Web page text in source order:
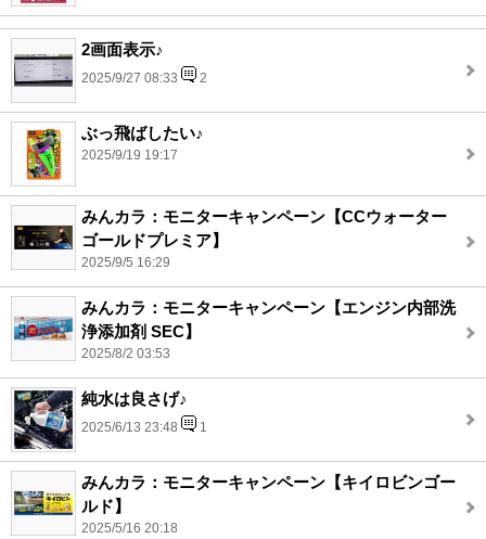
2画面表示♪
2025/9/27 08:33 2
ぶっ飛ばしたい♪
2025/9/19 19:17
みんカラ：モニターキャンペーン【CCウォーター
ゴールドプレミア】
2025/9/5 16:29
みんカラ：モニターキャンペーン【エンジン内部洗
浄添加剤 SEC】
2025/8/2 03:53
純水は良さげ♪
2025/6/13 23:48 1
みんカラ：モニターキャンペーン【キイロビンゴー
ルド】
2025/5/16 20:18